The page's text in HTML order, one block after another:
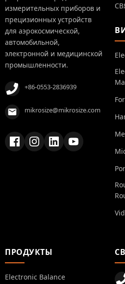
измерительных приборов и
прецизионных устройств
для аэрокосмической,
автомобильной,
электронной и медицинской
промышленности.
+86-0553-2836939
mikrosize@mikrosize.com
ПРОДУКТЫ
Electronic Balance